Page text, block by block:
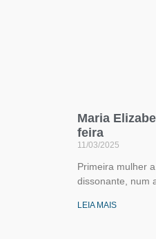
Maria
feira
11/03/2025
Primeira mulher
dissonante, num
LEIA MAIS